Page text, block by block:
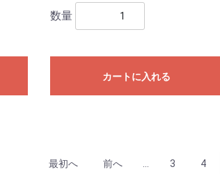
数量
カートに入れる
最初へ 前へ 3 4